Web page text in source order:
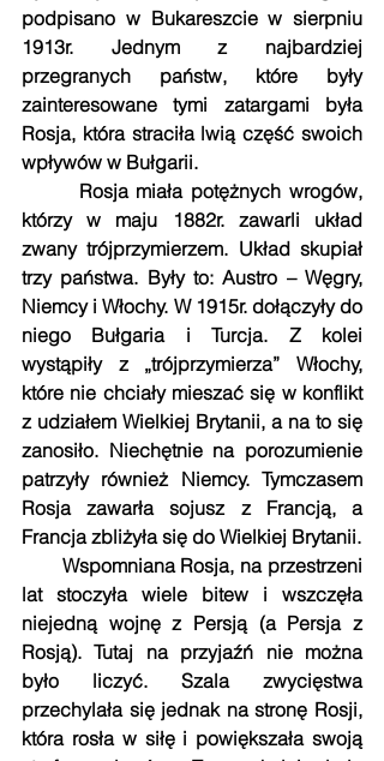
podpisano w Bukareszcie w sierpniu
1913r. Jednym z najbardziej
przegranych państw, które były
zainteresowane tymi zatargami była
Rosja, która straciła lwią część swoich
wpływów w Bułgarii.
którzy w maju 1882r. zawarli układ
zwany trójprzymierzem. Układ skupiał
trzy państwa. Były to: Austro – Węgry,
Niemcy i Włochy. W 1915r. dołączyły do
niego Bułgaria i Turcja. Z kolei
wystąpiły z „trójprzymierza” Włochy,
które nie chciały mieszać się w konflikt
z udziałem Wielkiej Brytanii, a na to się
zanosiło. Niechętnie na porozumienie
patrzyły również Niemcy. Tymczasem
Rosja zawarła sojusz z Francją, a
Francja zbliżyła się do Wielkiej Brytanii.
lat stoczyła wiele bitew i wszczęła
niejedną wojnę z Persją (a Persja z
Rosją). Tutaj na przyjaźń nie można
było liczyć. Szala zwycięstwa
przechylała się jednak na stronę Rosji,
która rosła w siłę i powiększała swoją